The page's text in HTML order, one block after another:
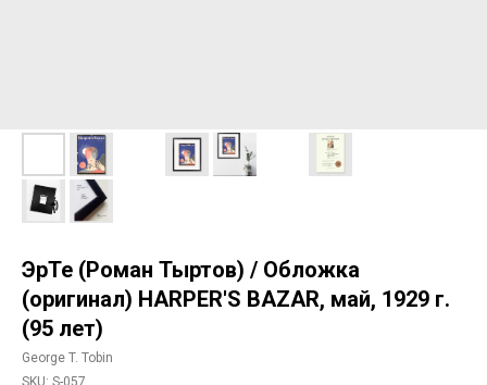
ЭрТе (Роман Тыртов) / Обложка
(оригинал) HARPER'S BAZAR, май, 1929 г.
(95 лет)
George T. Tobin
SKU: S-057